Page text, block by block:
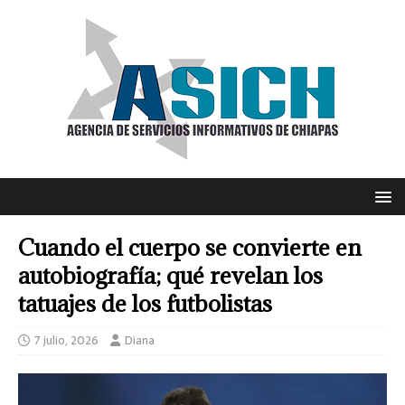
Cuando el cuerpo se convierte en
autobiografía; qué revelan los
tatuajes de los futbolistas
7 julio, 2026 Diana